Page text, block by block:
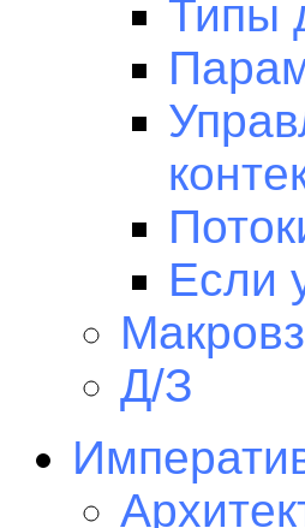
Типы
Если
Д/З